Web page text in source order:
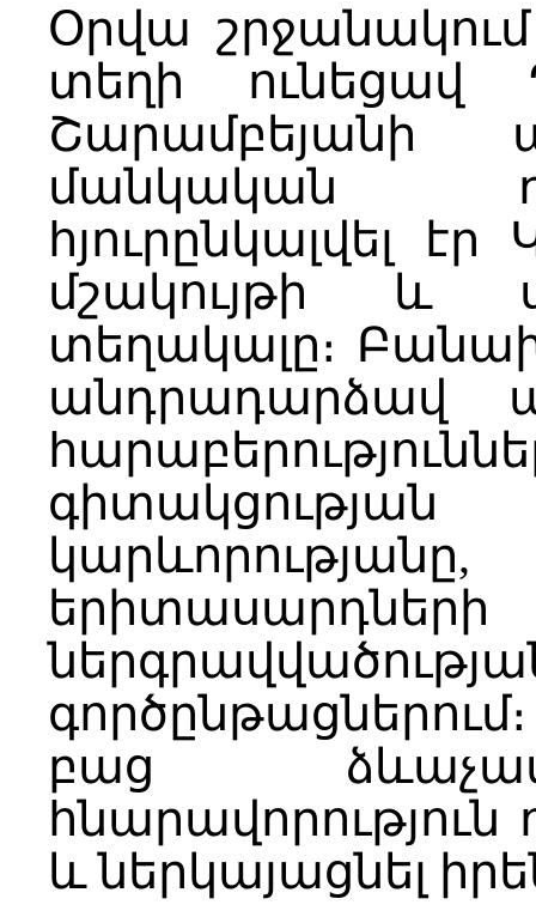
Օրվա
տեղի ունեցավ
Շարամբեյանի
մանկական
հյուրընկալվել
մշակույթի և
տեղակալը։
անդրադարձավ
բաց
հնարավորություն
և ներկայացնել